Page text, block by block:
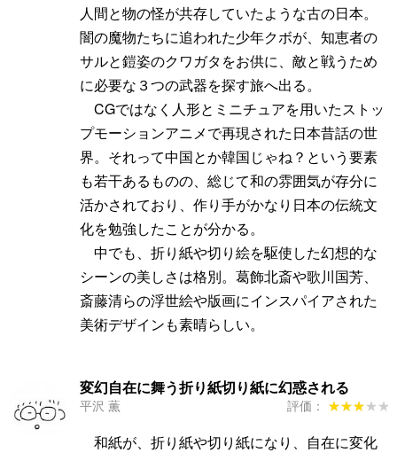
人間と物の怪が共存していたような古の日本。
闇の魔物たちに追われた少年クボが、知恵者の
サルと鎧姿のクワガタをお供に、敵と戦うため
に必要な３つの武器を探す旅へ出る。
CGではなく人形とミニチュアを用いたストッ
プモーションアニメで再現された日本昔話の世
界。それって中国とか韓国じゃね？という要素
も若干あるものの、総じて和の雰囲気が存分に
活かされており、作り手がかなり日本の伝統文
化を勉強したことが分かる。
中でも、折り紙や切り絵を駆使した幻想的な
シーンの美しさは格別。葛飾北斎や歌川国芳、
斎藤清らの浮世絵や版画にインスパイアされた
美術デザインも素晴らしい。
変幻自在に舞う折り紙切り紙に幻惑される
平沢 薫 評価： ★★★★★
★★★★★
和紙が、折り紙や切り紙になり、自在に変化